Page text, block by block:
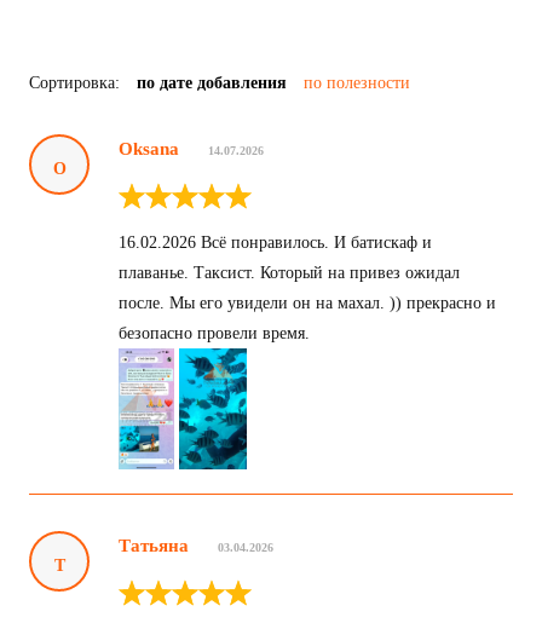
Сортировка: по дате добавления по полезности
O
Oksana 14.07.2026
16.02.2026 Всё понравилось. И батискаф и
плаванье. Таксист. Который на привез ожидал
после. Мы его увидели он на махал. )) прекрасно и
безопасно провели время.
Т
Татьяна 03.04.2026